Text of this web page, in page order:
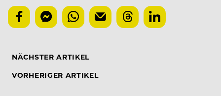
NÄCHSTER ARTIKEL
VORHERIGER ARTIKEL